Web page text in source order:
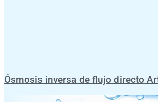
Ósmosis inversa de flujo directo